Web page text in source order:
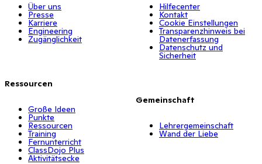
Über uns
Presse
Karriere
Engineering
Zugänglichkeit
Ressourcen
Große Ideen
Punkte
Ressourcen
Training
Fernunterricht
ClassDojo Plus
Aktivitätsecke
Hilfecenter
Kontakt
Cookie Einstellungen
Transparenzhinweis bei
Datenerfassung
Datenschutz und
Sicherheit
Gemeinschaft
Lehrergemeinschaft
Wand der Liebe